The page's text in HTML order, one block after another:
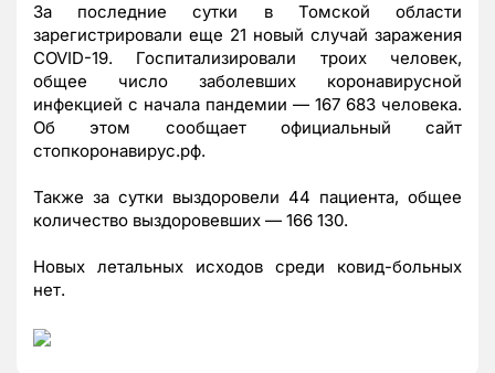
За последние сутки в Томской области
зарегистрировали еще 21 новый случай заражения
COVID-19. Госпитализировали троих человек,
общее число заболевших коронавирусной
инфекцией с начала пандемии — 167 683 человека.
Об этом сообщает официальный сайт
стопкоронавирус.рф.
Также за сутки выздоровели 44 пациента, общее
количество выздоровевших — 166 130.
Новых летальных исходов среди ковид-больных
нет.